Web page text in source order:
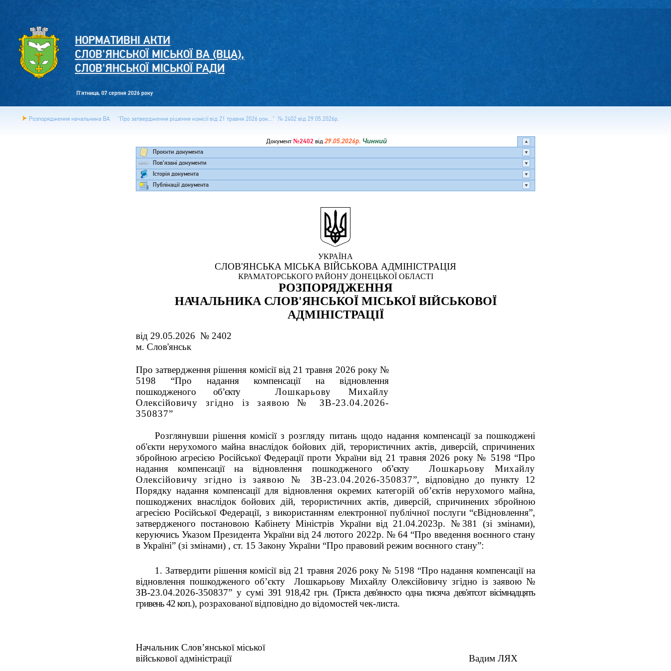
НОРМАТИВНІ АКТИ
СЛОВ'ЯНСЬКОЇ МІСЬКОЇ ВА (ВЦА),
СЛОВ'ЯНСЬКОЇ МІСЬКОЇ РАДИ
П'ятница, 07 серпня 2026 року
Розпорядження начальника ВА "Про затвердження рішення комісії від 21 травня 2026 рок..." № 2402 від 29.05.2026р.
Документ №2402 від 29.05.2026р. Чинний
Проєкти документа
Пов'язані документи
Історія документа
Публікації документа
УКРАЇНА
СЛОВ'ЯНСЬКА МІСЬКА ВІЙСЬКОВА АДМІНІСТРАЦІЯ
КРАМАТОРСЬКОГО РАЙОНУ ДОНЕЦЬКОЇ ОБЛАСТІ
РОЗПОРЯДЖЕННЯ
НАЧАЛЬНИКА СЛОВ'ЯНСЬКОЇ МІСЬКОЇ ВІЙСЬКОВОЇ
АДМІНІСТРАЦІЇ
від 29.05.2026 № 2402
м. Слов'янськ
Про затвердження рішення комісії від 21 травня 2026 року №
5198 “Про надання компенсації на відновлення
пошкодженого об’єктуЛошкарьову Михайлу
Олексійовичу згідно із заявою № ЗВ-23.04.2026-
350837”
Розглянувши рішеннякомісії з розгляду питань щодо надання компенсації за пошкоджені
об'єкти нерухомого майна внаслідок бойових дій, терористичних актів, диверсій, спричинених
збройною агресією Російської Федерації проти України від 21 травня 2026 року № 5198 “Про
надання компенсації на відновлення пошкодженого об’єктуЛошкарьову Михайлу
Олексійовичу згідно із заявою № ЗВ-23.04.2026-350837”, відповідно до пункту 12
Порядку надання компенсації для відновлення окремих категорій об’єктів нерухомого майна,
пошкоджених внаслідок бойових дій, терористичних актів, диверсій, спричинених збройною
агресією Російської Федерації, з використанням електронної публічної послуги “єВідновлення”,
затвердженого постановою Кабінету Міністрів України від 21.04.2023р. №381 (зі змінами),
керуючись Указом Президента України від 24 лютого 2022р. № 64 “Про введення воєнного стану
в Україні” (зі змінами) , ст. 15 Закону України “Про правовий режим воєнного стану”:
1. Затвердити рішення комісії від 21 травня 2026 року № 5198 “Про надання компенсації на
відновлення пошкодженого об’єкту Лошкарьову Михайлу Олексійовичу згідно із заявою №
ЗВ-23.04.2026-350837” у сумі 391 918,42 грн. (Триста дев'яносто одна тисяча дев'ятсот вiсiмнадцять
гривень 42 коп.), розрахованоївідповідно до відомостейчек-листа.
Начальник Слов’янської міської
військової адміністрації
Вадим ЛЯХ